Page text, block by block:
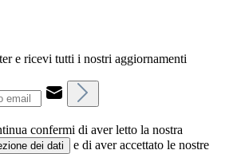
e ricevi tutti i nostri aggiornamenti
confermi di aver letto la nostra
dei dati e di aver accettato le nostre